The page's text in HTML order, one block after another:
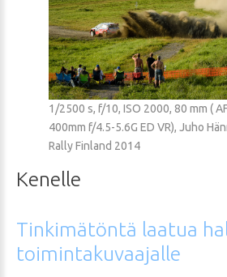
1/2500 s, f/10, ISO 2000, 80 mm (
400mm f/4.5-5.6G ED VR), Juho
Rally Finland 2014
Kenelle
Tinkimätöntä laatua
toimintakuvaajalle